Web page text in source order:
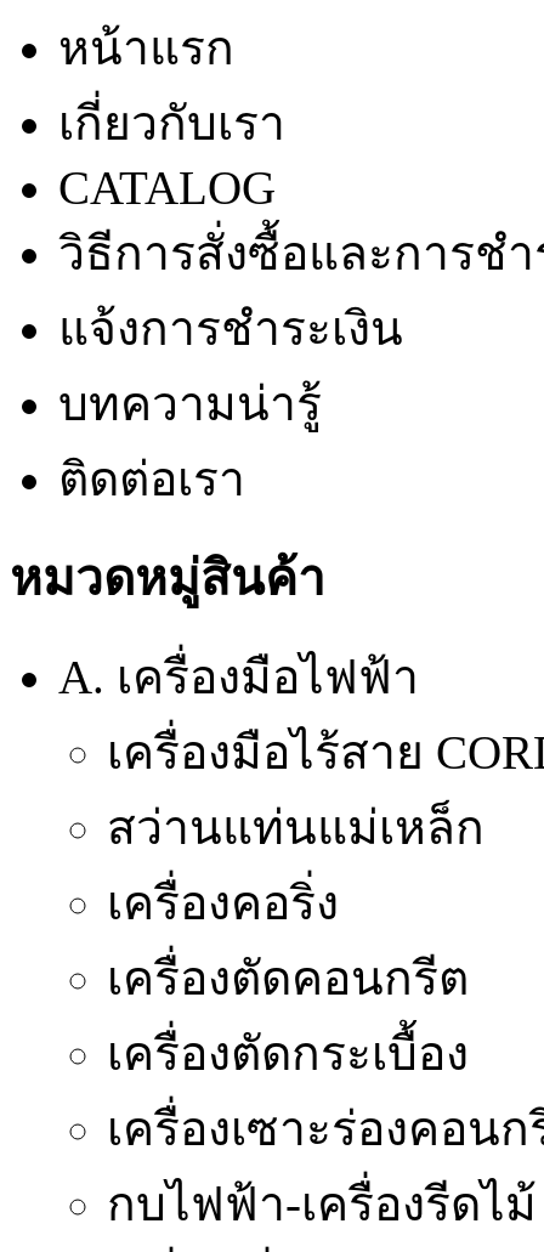
หน้าแรก
เกี่ยวกับเรา
CATALOG
วิธีการสั่งซื้อและการชำ
แจ้งการชำระเงิน
บทความน่ารู้
ติดต่อเรา
หมวดหมู่สินค้า
A. เครื่องมือไฟฟ้า
เครื่องมือไร้สาย
สว่านแท่นแม่เหล็ก
เครื่องคอริ่ง
เครื่องตัดคอนกรีต
เครื่องตัดกระเบื้อง
เครื่องเซาะร่องคอนก
กบไฟฟ้า-เครื่องรีดไม้